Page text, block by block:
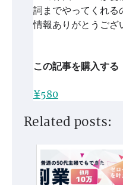
詞までやってくれる
情報ありがとうござ
この記事を購入する
¥580
Related posts: